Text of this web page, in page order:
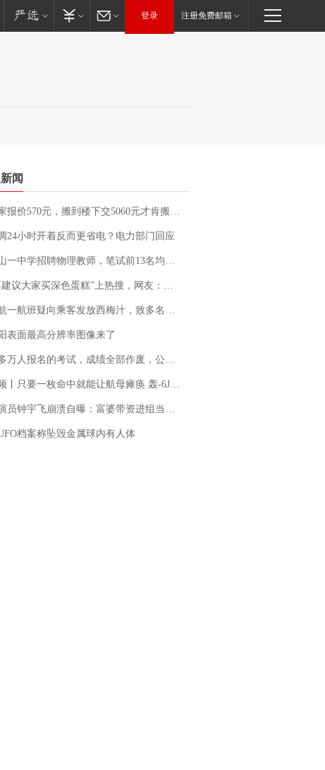
登录 注册免费邮箱
闻
价570元，搬到楼下交5060元才肯搬上楼！女子傻眼了……
24小时开着反而更省电？电力部门回应
学招聘物理教师，笔试前13名均遭淘汰？教育局：已叫停招聘，成立调查组全面核查
议大家买深色蛋糕”上热搜，网友：天塌了！
向乘客发放西梅汁，致多名乘客在飞行途中排队上厕所！乘客：机上100多人只有2个厕所；客服回应：并非每架飞机都会发放西梅汁
表面最高分辨率图像来了
万人报名的考试，成绩全部作废，公平么？
丨只要一枚命中就能让航母瘫痪 轰-6J实力有多强？
宇飞崩溃自曝：富婆带资进组当女主角，50多集短剧强加60余场吻戏......不敢得罪只能强忍
档案称坠毁金属球内有人体